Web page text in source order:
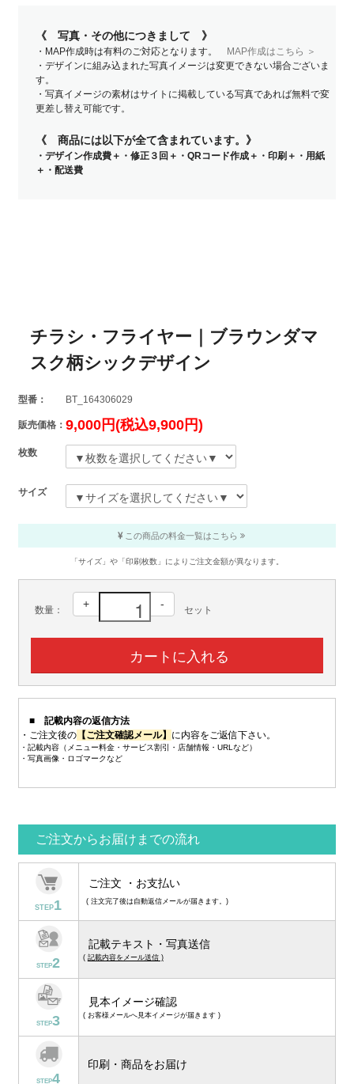
《 写真・その他につきまして 》
・MAP作成時は有料のご対応となります。
MAP作成はこちら ＞
・デザインに組み込まれた写真イメージは変更できない場合ございま
す。
・写真イメージの素材はサイトに掲載している写真であれば無料で変
更差し替え可能です。
《 商品には以下が全て含まれています。》
・デザイン作成費＋・修正３回＋・QRコード作成＋・印刷＋・用紙
＋・配送費
チラシ・フライヤー｜ブラウンダマ
スク柄シックデザイン
型番： BT_164306029
販売価格： 9,000円(税込9,900円)
枚数
サイズ
この商品の料金一覧はこちら
「サイズ」や「印刷枚数」によりご注文金額が異なります。
数量：
+ -
セット
■ 記載内容の返信方法
・ご注文後の【ご注文確認メール】 に内容をご返信下さい。
・記載内容（メニュー料金・サービス割引・店舗情報・URLなど）
・写真画像・ロゴマークなど
ご注文からお届けまでの流れ
STEP1
ご注文 ・お支払い
( 注文完了後は自動返信メールが届きます。)
STEP2
記載テキスト・写真送信
( 記載内容をメール送信 )
STEP3
見本イメージ確認
( お客様メールへ見本イメージが届きます )
STEP4
印刷・商品をお届け